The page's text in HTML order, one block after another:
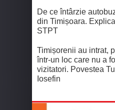
De ce întârzie
din Timișoara.
STPT
Timișorenii au intrat,
într-un loc care nu a
vizitatori. Povestea
Iosefin